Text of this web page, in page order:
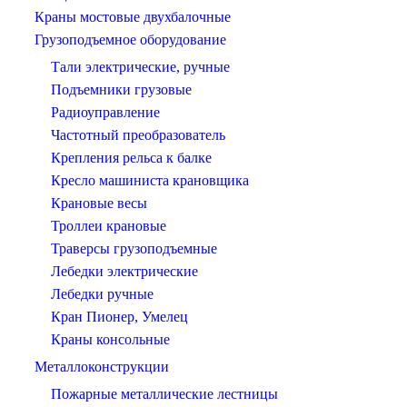
Краны мостовые двухбалочные
Грузоподъемное оборудование
Тали электрические, ручные
Подъемники грузовые
Радиоуправление
Частотный преобразователь
Крепления рельса к балке
Кресло машиниста крановщика
Крановые весы
Троллеи крановые
Траверсы грузоподъемные
Лебедки электрические
Лебедки ручные
Кран Пионер, Умелец
Краны консольные
Металлоконструкции
Пожарные металлические лестницы